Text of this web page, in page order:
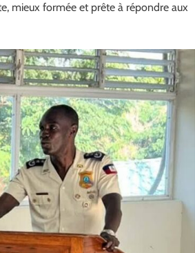
mieux formée et prête à répondre aux